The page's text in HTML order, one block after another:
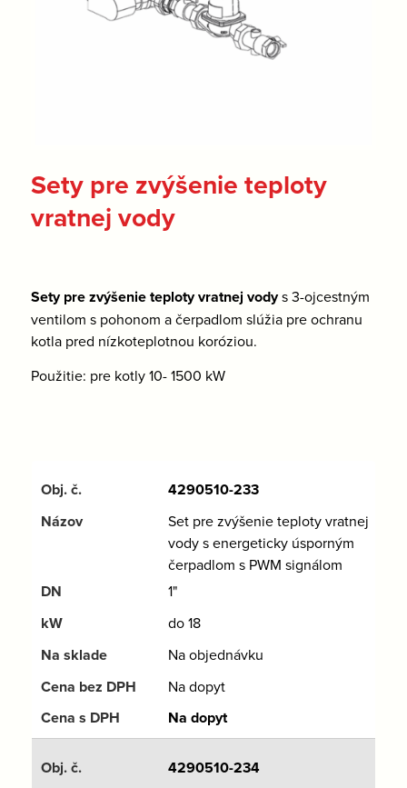
Sety pre zvýšenie teploty
vratnej vody
Sety pre zvýšenie teploty vratnej vodys 3-ojcestným
ventilom s pohonom a čerpadlom slúžia pre ochranu
kotla pred nízkoteplotnou koróziou.
Použitie: pre kotly 10- 1500 kW
4290510-233
Set pre zvýšenie teploty vratnej
vody s energeticky úsporným
čerpadlom s PWM signálom
1"
do 18
Na objednávku
Na dopyt
Na dopyt
4290510-234